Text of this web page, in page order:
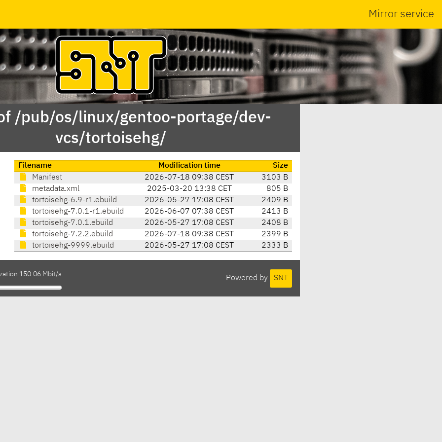
Mirror service
/pub/os/linux/gentoo-portage/dev-
vcs/tortoisehg/
Filename Modification time
Size
Manifest
2026-07-18 09:38 CEST
3103 B
metadata.xml
2025-03-20 13:38 CET
805 B
tortoisehg-6.9-r1.ebuild
2026-05-27 17:08 CEST
2409 B
tortoisehg-7.0.1-r1.ebuild
2026-06-07 07:38 CEST
2413 B
tortoisehg-7.0.1.ebuild
2026-05-27 17:08 CEST
2408 B
tortoisehg-7.2.2.ebuild
2026-07-18 09:38 CEST
2399 B
tortoisehg-9999.ebuild
2026-05-27 17:08 CEST 2333 B
Powered by SNT
150.06 Mbit/s